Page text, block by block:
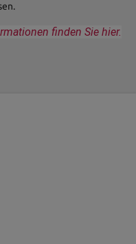
finden Sie hier.